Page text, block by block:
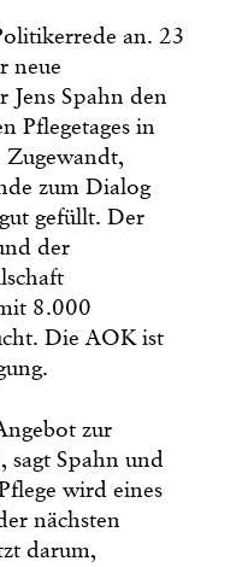
an. 23
neue
Jens Spahn den
Pflegetages in
Zugewandt,
zum Dialog
gefüllt. Der
der
8.000
Die AOK ist
zur
sagt Spahn und
wird eines
nächsten
darum,